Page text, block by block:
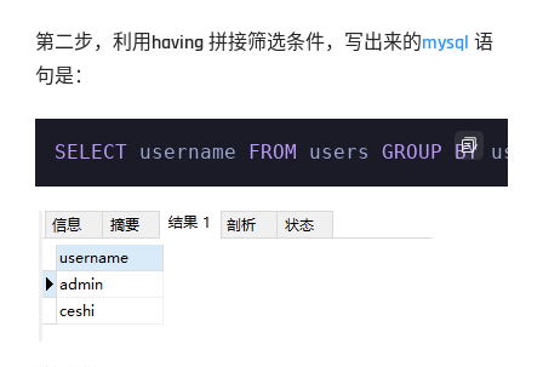
第二步，利用having 拼接筛选条件，写出来的mysql 语
句是：
SELECT username FROM users GROUP BY
